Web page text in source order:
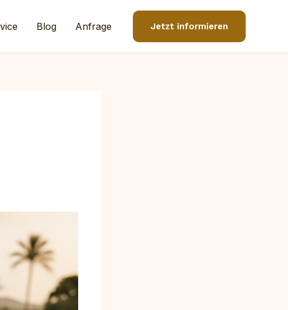
Blog Anfrage Jetzt informieren